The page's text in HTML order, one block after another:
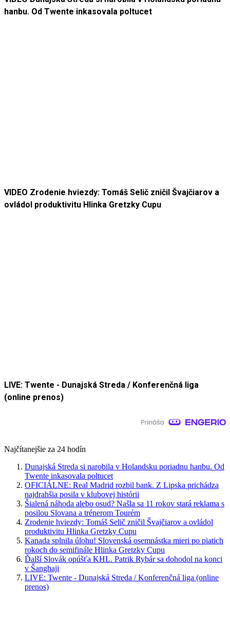
hanbu. Od Twente inkasovala poltucet
VIDEO Zrodenie hviezdy: Tomáš Selič zničil Švajčiarov a
ovládol produktivitu Hlinka Gretzky Cupu
LIVE: Twente - Dunajská Streda / Konferenčná liga
(online prenos)
Najčítanejšie za 24 hodín
Dunajská Streda si narobila v Holandsku poriadnu hanbu. Od
Twente inkasovala poltucet
OFICIÁLNE: Real Madrid rozbil bank. Z Lipska prichádza
najdrahšia posila v klubovej histórii
Šialená náhoda alebo osud? Našla sa 11 rokov stará reklama s
posilou Slovana a trénerom Tourém
Zrodenie hviezdy: Tomáš Selič zničil Švajčiarov a ovládol
produktivitu Hlinka Gretzky Cupu
Kanada splnila úlohu! Slovenská osemnástka mieri po piatich
rokoch do semifinále Hlinka Gretzky Cupu
Ďalší Slovák opúšťa KHL. Patrik Rybár sa dohodol na konci
v Šanghaji
LIVE: Twente - Dunajská Streda / Konferenčná liga (online
prenos)